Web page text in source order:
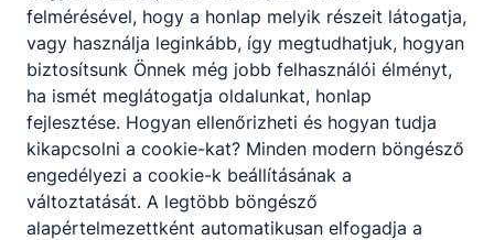
iskolák más és más duális partnerrel állnak
kapcsolatban. Az iskola és a partner közötti
megállapodás tartalmazza, hogy hány napot
van a tanuló az iskolában és hány napot a
duális partnernél. Az ágazati alapvizsgát
követően a tanulók akár több időt tölthetnek
a duális képzőhelyen, mint az iskolában.
Technikumban az ötödik évfolyam már szinte
csak a gyakorlatról szól.
felmérésével, hogy a honlap melyik részeit látogatja,
vagy használja leginkább, így megtudhatjuk, hogyan
biztosítsunk Önnek még jobb felhasználói élményt,
ha ismét meglátogatja oldalunkat, honlap
fejlesztése. Hogyan ellenőrizheti és hogyan tudja
kikapcsolni a cookie-kat? Minden modern böngésző
engedélyezi a cookie-k beállításának a
változtatását. A legtöbb böngésző
alapértelmezettként automatikusan elfogadja a